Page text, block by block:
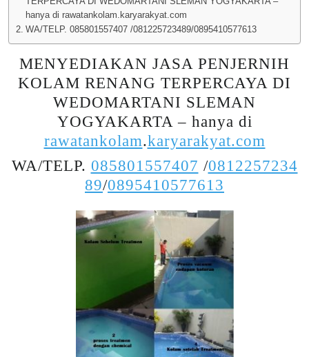
hanya di rawatankolam.karyarakyat.com
WA/TELP. 085801557407 /081225723489/0895410577613
MENYEDIAKAN JASA PENJERNIH
KOLAM RENANG TERPERCAYA DI
WEDOMARTANI SLEMAN
YOGYAKARTA – hanya di
rawatankolam.karyarakyat.com
WA/TELP. 085801557407 /0812257234
89/0895410577613